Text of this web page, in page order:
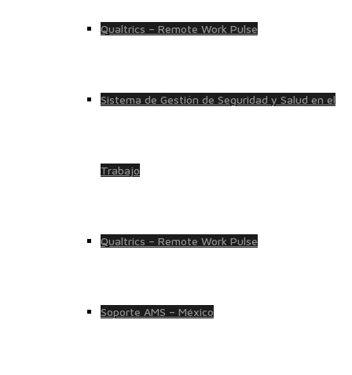
Qualtrics – Remote Work Pulse
Sistema de Gestión de Seguridad y Salud en el
Trabajo
Qualtrics – Remote Work Pulse
Soporte AMS – México